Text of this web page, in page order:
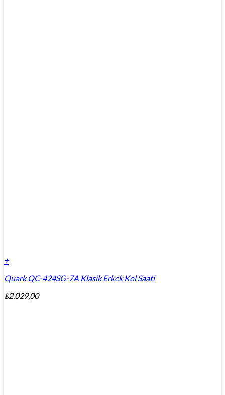
+
Quark QC-424SG-7A Klasik Erkek Kol Saati
₺2.029,00